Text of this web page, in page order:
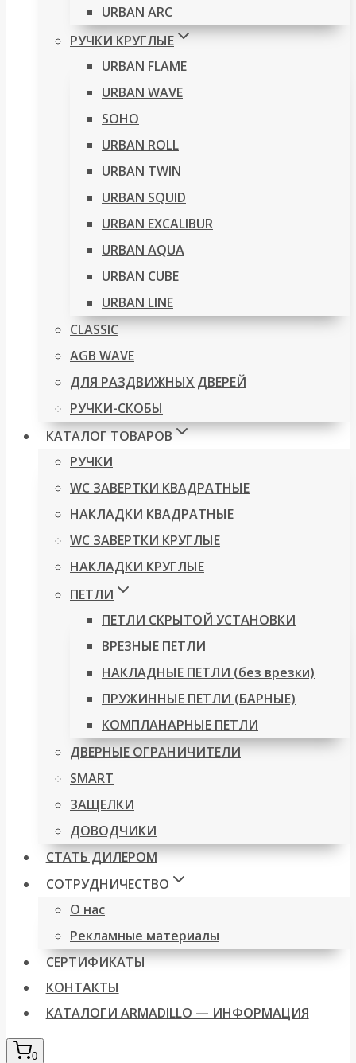
URBAN ARC
РУЧКИ КРУГЛЫЕ
URBAN FLAME
URBAN WAVE
SOHO
URBAN ROLL
URBAN TWIN
URBAN SQUID
URBAN EXCALIBUR
URBAN AQUA
URBAN CUBE
URBAN LINE
CLASSIC
AGB WAVE
ДЛЯ РАЗДВИЖНЫХ ДВЕРЕЙ
РУЧКИ-СКОБЫ
КАТАЛОГ ТОВАРОВ
РУЧКИ
WC ЗАВЕРТКИ КВАДРАТНЫЕ
НАКЛАДКИ КВАДРАТНЫЕ
WC ЗАВЕРТКИ КРУГЛЫЕ
НАКЛАДКИ КРУГЛЫЕ
ПЕТЛИ
ПЕТЛИ СКРЫТОЙ УСТАНОВКИ
ВРЕЗНЫЕ ПЕТЛИ
НАКЛАДНЫЕ ПЕТЛИ (без врезки)
ПРУЖИННЫЕ ПЕТЛИ (БАРНЫЕ)
КОМПЛАНАРНЫЕ ПЕТЛИ
ДВЕРНЫЕ ОГРАНИЧИТЕЛИ
SMART
ЗАЩЕЛКИ
ДОВОДЧИКИ
СТАТЬ ДИЛЕРОМ
СОТРУДНИЧЕСТВО
О нас
Рекламные материалы
СЕРТИФИКАТЫ
КОНТАКТЫ
КАТАЛОГИ ARMADILLO — ИНФОРМАЦИЯ
0